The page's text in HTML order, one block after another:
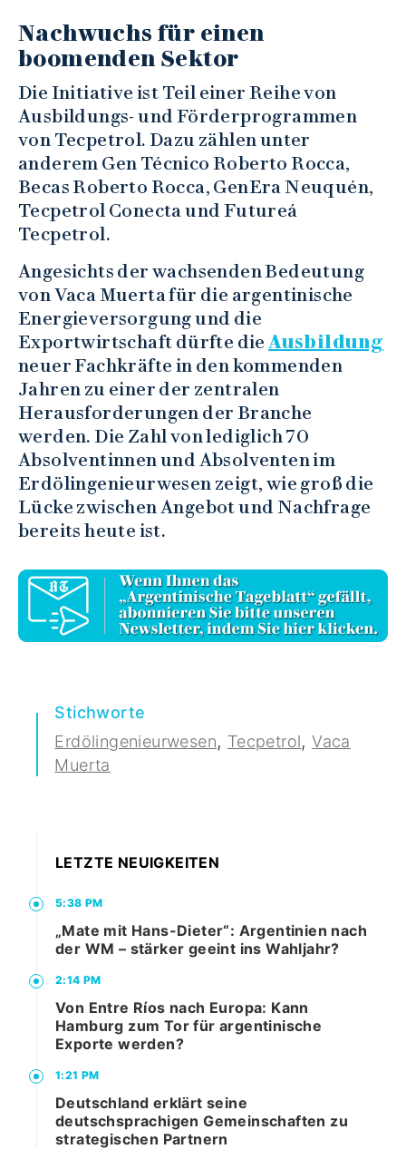
Nachwuchs für einen
boomenden Sektor
Die Initiative ist Teil einer Reihe von
Ausbildungs- und Förderprogrammen
von Tecpetrol. Dazu zählen unter
anderem Gen Técnico Roberto Rocca,
Becas Roberto Rocca, GenEra Neuquén,
Tecpetrol Conecta und Futureá
Tecpetrol.
Angesichts der wachsenden Bedeutung
von Vaca Muerta für die argentinische
Energieversorgung und die
Exportwirtschaft dürfte dieAusbildung
neuer Fachkräfte in den kommenden
Jahren zu einer der zentralen
Herausforderungen der Branche
werden. Die Zahl von lediglich 70
Absolventinnen und Absolventen im
Erdölingenieurwesen zeigt, wie groß die
Lücke zwischen Angebot und Nachfrage
bereits heute ist.
Stichworte
Erdölingenieurwesen, Tecpetrol,Vaca
Muerta
LETZTE NEUIGKEITEN
5:38 PM
„Mate mit Hans-Dieter“: Argentinien nach
der WM – stärker geeint ins Wahljahr?
2:14 PM
Von Entre Ríos nach Europa: Kann
Hamburg zum Tor für argentinische
Exporte werden?
1:21 PM
Deutschland erklärt seine
deutschsprachigen Gemeinschaften zu
strategischen Partnern